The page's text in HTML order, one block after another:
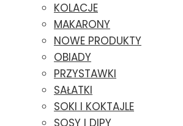
KOLACJE
MAKARONY
NOWE PRODUKTY
OBIADY
PRZYSTAWKI
SAŁATKI
SOKI I KOKTAJLE